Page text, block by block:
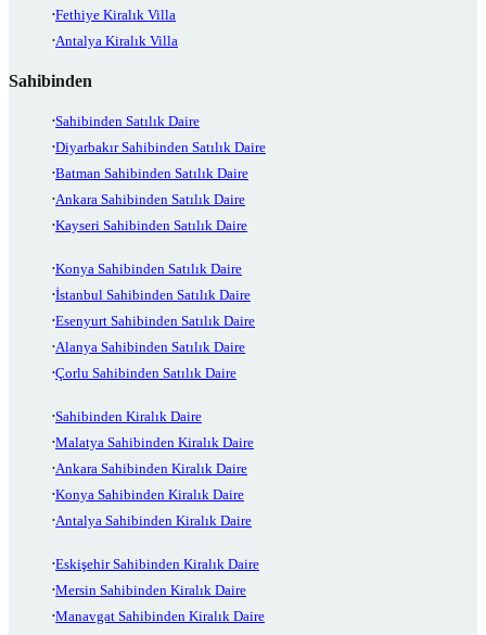
Fethiye Kiralık Villa
Antalya Kiralık Villa
Sahibinden
Sahibinden Satılık Daire
Diyarbakır Sahibinden Satılık Daire
Batman Sahibinden Satılık Daire
Ankara Sahibinden Satılık Daire
Kayseri Sahibinden Satılık Daire
Konya Sahibinden Satılık Daire
İstanbul Sahibinden Satılık Daire
Esenyurt Sahibinden Satılık Daire
Alanya Sahibinden Satılık Daire
Çorlu Sahibinden Satılık Daire
Sahibinden Kiralık Daire
Malatya Sahibinden Kiralık Daire
Ankara Sahibinden Kiralık Daire
Konya Sahibinden Kiralık Daire
Antalya Sahibinden Kiralık Daire
Eskişehir Sahibinden Kiralık Daire
Mersin Sahibinden Kiralık Daire
Manavgat Sahibinden Kiralık Daire